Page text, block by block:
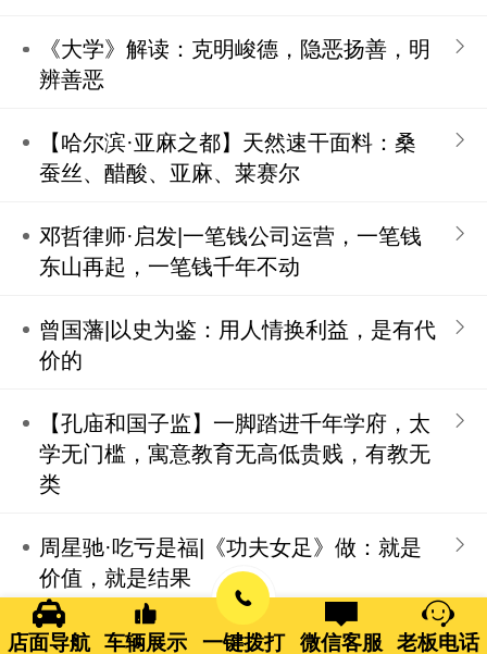
《大学》解读：克明峻德，隐恶扬善，明
辨善恶
【哈尔滨·亚麻之都】天然速干面料：桑
蚕丝、醋酸、亚麻、莱赛尔
邓哲律师·启发|一笔钱公司运营，一笔钱
东山再起，一笔钱千年不动
曾国藩|以史为鉴：用人情换利益，是有代
价的
【孔庙和国子监】一脚踏进千年学府，太
学无门槛，寓意教育无高低贵贱，有教无
类
周星驰·吃亏是福|《功夫女足》做：就是
价值，就是结果
《六韬》解读：道德、仁义、利他，能发
店面导航 车辆展示 一键拨打 微信客服 老板电话